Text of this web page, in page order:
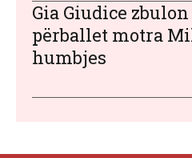
Gia Giudice zbulon
përballet motra
humbjes